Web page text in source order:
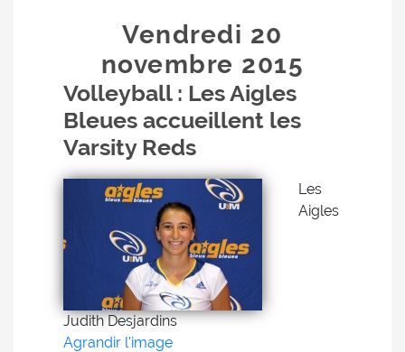
Vendredi 20
novembre 2015
Volleyball : Les Aigles
Bleues accueillent les
Varsity Reds
Judith Desjardins
Agrandir l'image
Les
Aigles